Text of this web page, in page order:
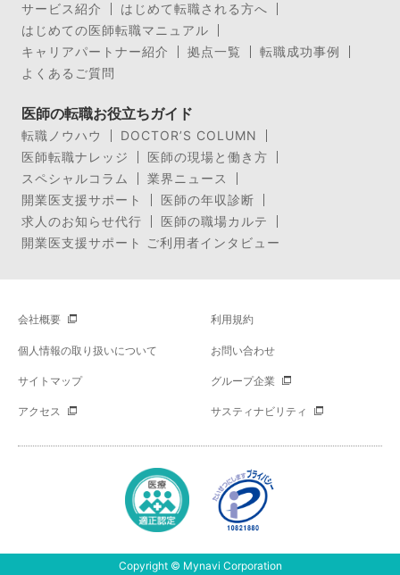
サービス紹介
はじめて転職される方へ
はじめての医師転職マニュアル
キャリアパートナー紹介
拠点一覧
転職成功事例
よくあるご質問
医師の転職お役立ちガイド
転職ノウハウ
DOCTOR’S COLUMN
医師転職ナレッジ
医師の現場と働き方
スペシャルコラム
業界ニュース
開業医支援サポート
医師の年収診断
求人のお知らせ代行
医師の職場カルテ
開業医支援サポート ご利用者インタビュー
会社概要 利用規約
個人情報の取り扱いについて お問い合わせ
サイトマップ グループ企業
アクセス サスティナビリティ
Copyright © Mynavi Corporation